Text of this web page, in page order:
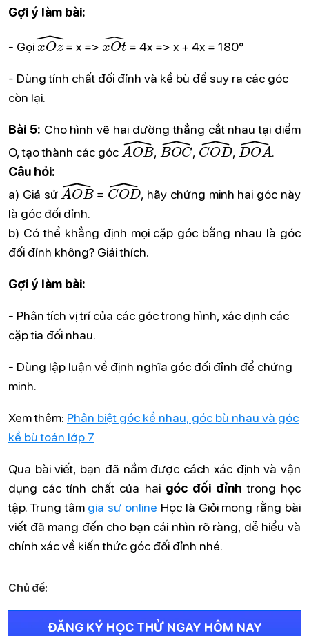
Gợi ý làm bài:
- Gọi
xOz^
= x =>
xOt
= 4x => x + 4x = 180°
- Dùng tính chất đối đỉnh và kề bù để suy ra các góc
còn lại.
Bài 5: Cho hình vẽ hai đường thẳng cắt nhau tại điểm
O, tạo thành các góc
AOB^
,
BOC^
,
COD^
,
DOA^
.
Câu hỏi:
a) Giả sử
AOB^
=
COD^
, hãy chứng minh hai góc này
là góc đối đỉnh.
b) Có thể khẳng định mọi cặp góc bằng nhau là góc
đối đỉnh không? Giải thích.
Gợi ý làm bài:
- Phân tích vị trí của các góc trong hình, xác định các
cặp tia đối nhau.
- Dùng lập luận về định nghĩa góc đối đỉnh để chứng
minh.
Xem thêm: Phân biệt góc kề nhau, góc bù nhau và góc
kề bù toán lớp 7
Qua bài viết, bạn đã nắm được cách xác định và vận
dụng các tính chất của hai góc đối đỉnh trong học
tập. Trung tâm gia sư online Học là Giỏi mong rằng bài
viết đã mang đến cho bạn cái nhìn rõ ràng, dễ hiểu và
chính xác về kiến thức góc đối đỉnh nhé.
Chủ đề:
ĐĂNG KÝ HỌC THỬ NGAY HÔM NAY